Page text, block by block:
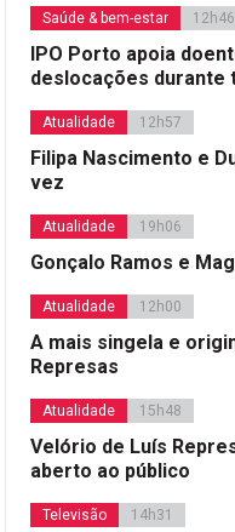
Saúde & bem-estar 12h46
IPO Porto apoia
deslocações durante
Atualidade 12h57
Filipa Nascimento e
vez
Atualidade 19h06
Gonçalo Ramos e
Atualidade 12h00
A mais singela e
Represas
Atualidade 15h48
Velório de Luís
aberto ao público
Televisão 14h31